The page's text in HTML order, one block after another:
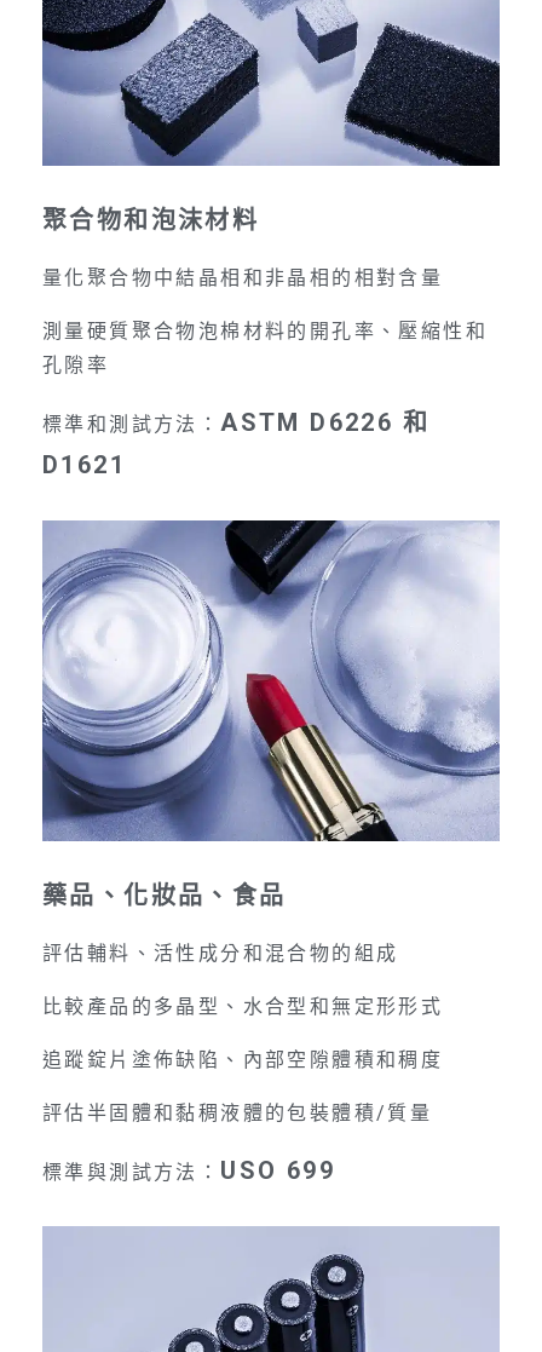
聚合物和泡沫材料
量化聚合物中結晶相和非晶相的相對含量
測量硬質聚合物泡棉材料的開孔率、壓縮性和
孔隙率
標準和測試方法：ASTM D6226 和
D1621
藥品、化妝品、食品
評估輔料、活性成分和混合物的組成
比較產品的多晶型、水合型和無定形形式
追蹤錠片塗佈缺陷、內部空隙體積和稠度
評估半固體和黏稠液體的包裝體積/質量
標準與測試方法： USO 699